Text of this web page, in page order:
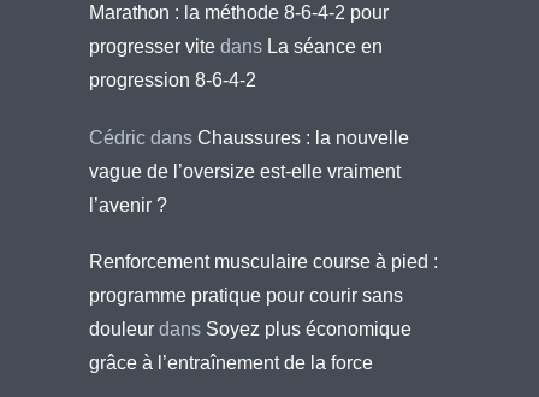
Marathon : la méthode 8-6-4-2 pour
progresser vite dans La séance en
progression 8-6-4-2
Cédric dans Chaussures : la nouvelle
vague de l’oversize est-elle vraiment
l’avenir ?
Renforcement musculaire course à pied :
programme pratique pour courir sans
douleur dans Soyez plus économique
grâce à l’entraînement de la force